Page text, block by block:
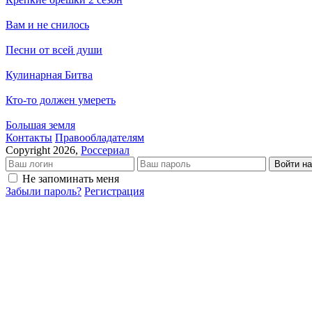
Вам и не снилось
Песни от всей души
Кулинарная Битва
Кто-то должен умереть
Большая земля
Кон­так­ты Пра­во­об­ла­да­те­лям
Copyright 2026, Россериал
Войти
Не запоминать меня
Забыли пароль? Регистрация